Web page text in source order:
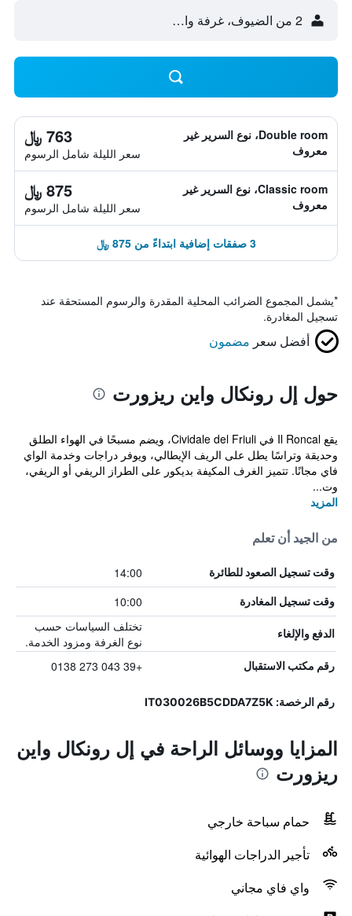
2 من الضيوف، غرفة واحدة
Double room، نوع السرير غير
معروف
763 ﷼
سعر الليلة شامل الرسوم
Classic room، نوع السرير غير
معروف
875 ﷼
سعر الليلة شامل الرسوم
3 صفقات إضافية ابتداءً من 875 ﷼
*يشمل المجموع الضرائب المحلية المقدرة والرسوم المستحقة عند
تسجيل المغادرة.
أفضل سعر مضمون
حول إل رونكال واين ريزورت
يقع Il Roncal في Cividale del Friuli، ويضم مسبحًا في الهواء الطلق
وحديقة وتراسًا يطل على الريف الإيطالي، ويوفر دراجات وخدمة الواي
فاي مجانًا. تتميز الغرف المكيفة بديكور على الطراز الريفي أو الريفي،
وت...
المزيد
من الجيد أن تعلم
وقت تسجيل الصعود للطائرة 14:00
وقت تسجيل المغادرة 10:00
الدفع والإلغاء
تختلف السياسات حسب
نوع الغرفة ومزود الخدمة.
رقم مكتب الاستقبال +39 043 273 0138
رقم الرخصة: IT030026B5CDDA7Z5K
المزايا ووسائل الراحة في إل رونكال واين
ريزورت
حمام سباحة خارجي
تأجير الدراجات الهوائية
واي فاي مجاني